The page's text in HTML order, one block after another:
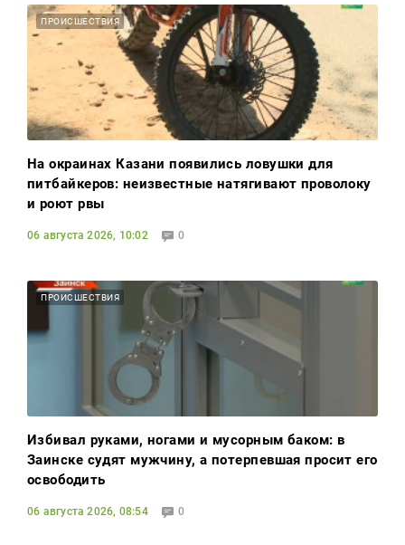
ПРОИСШЕСТВИЯ
На окраинах Казани появились ловушки для
питбайкеров: неизвестные натягивают проволоку
и роют рвы
06 августа 2026, 10:02 0
ПРОИСШЕСТВИЯ
Избивал руками, ногами и мусорным баком: в
Заинске судят мужчину, а потерпевшая просит его
освободить
06 августа 2026, 08:54 0